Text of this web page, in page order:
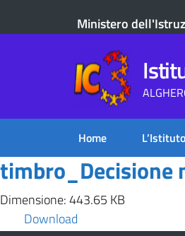
Ministero
Home L’Istituto
timbro_Decisione
Dimensione: 443.65 KB
Download